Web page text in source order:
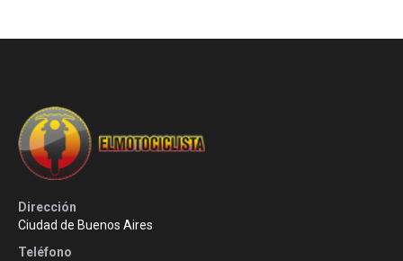
Dirección
Ciudad de Buenos Aires
Teléfono